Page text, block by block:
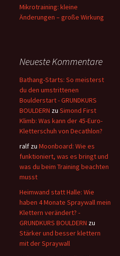
Mikrotraining: kleine
Änderungen – große Wirkung
Neueste Kommentare
Bathang-Starts: So meisterst
du den umstrittenen
Boulderstart - GRUNDKURS
BOULDERN zu Simond First
Klimb: Was kann der 45-Euro-
Kletterschuh von Decathlon?
ralf zu Moonboard: Wie es
funktioniert, was es bringt und
was du beim Training beachten
musst
Heimwand statt Halle: Wie
haben 4 Monate Spraywall mein
Klettern verändert? -
GRUNDKURS BOULDERN zu
Stärker und besser klettern
mit der Spraywall